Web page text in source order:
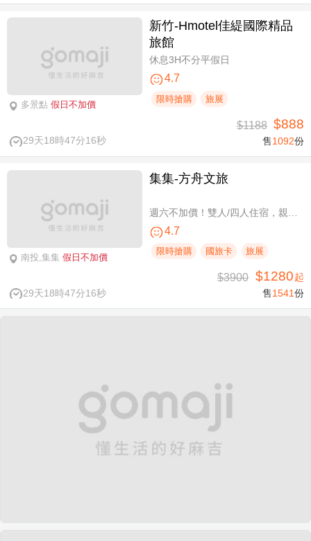
多景點 假日不加價
新竹-Hmotel佳緹國際精品
旅館
休息3H不分平假日
4.7
限時搶購 旅展
29天18時47分15秒
$1188 $888
售1092份
南投,集集 假日不加價
集集-方舟文旅
4.7
限時搶購 國旅卡 旅展
29天18時47分15秒
$3900 $1280起
售1541份